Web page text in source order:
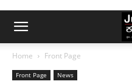
Home Front Page
Front Page News